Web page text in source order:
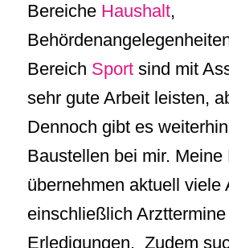
BereicheHaushalt,
Bereich Sportsind mit
sehr gute Arbeit leisten,
Dennoch gibt es
Baustellen bei mir. Meine
übernehmen aktuell viele
einschließlich Arzttermine
Erledigungen. Zudem